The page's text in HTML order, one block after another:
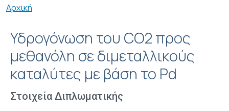
Breadcrumb
Αρχική
Υδρογόνωση του CO2 προς
μεθανόλη σε διμεταλλικούς
καταλύτες με βάση το Pd
Στοιχεία Διπλωματικής